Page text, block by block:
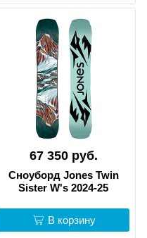
67 350 руб.
Сноуборд Jones Twin
Sister W's 2024-25
В корзину